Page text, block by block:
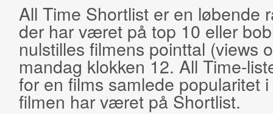
All Time Shortlist er en løbende
der har været på top 10 eller
nulstilles filmens pointtal (views
mandag klokken 12. All Time-
for en films samlede popularitet
filmen har været på Shortlist.